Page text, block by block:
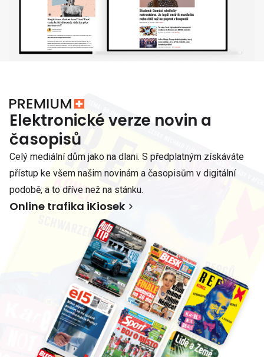
Elektronické verze novin a
časopisů
Celý mediální dům jako na dlani. S předplatným získáváte
přístup ke všem našim novinám a časopisům v digitální
podobě, a to dříve než na stánku.
Online trafika iKiosek